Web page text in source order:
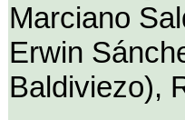
Marciano
Erwin
Baldiviezo),